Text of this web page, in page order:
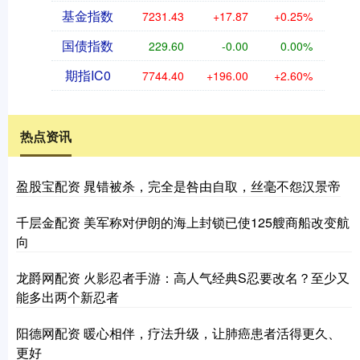
基金指数 7231.43 +17.87 +0.25%
国债指数 229.60 -0.00 0.00%
期指IC0 7744.40 +196.00 +2.60%
热点资讯
盈股宝配资 晁错被杀，完全是咎由自取，丝毫不怨汉景帝
千层金配资 美军称对伊朗的海上封锁已使125艘商船改变航
向
龙爵网配资 火影忍者手游：高人气经典S忍要改名？至少又
能多出两个新忍者
阳德网配资 暖心相伴，疗法升级，让肺癌患者活得更久、
更好